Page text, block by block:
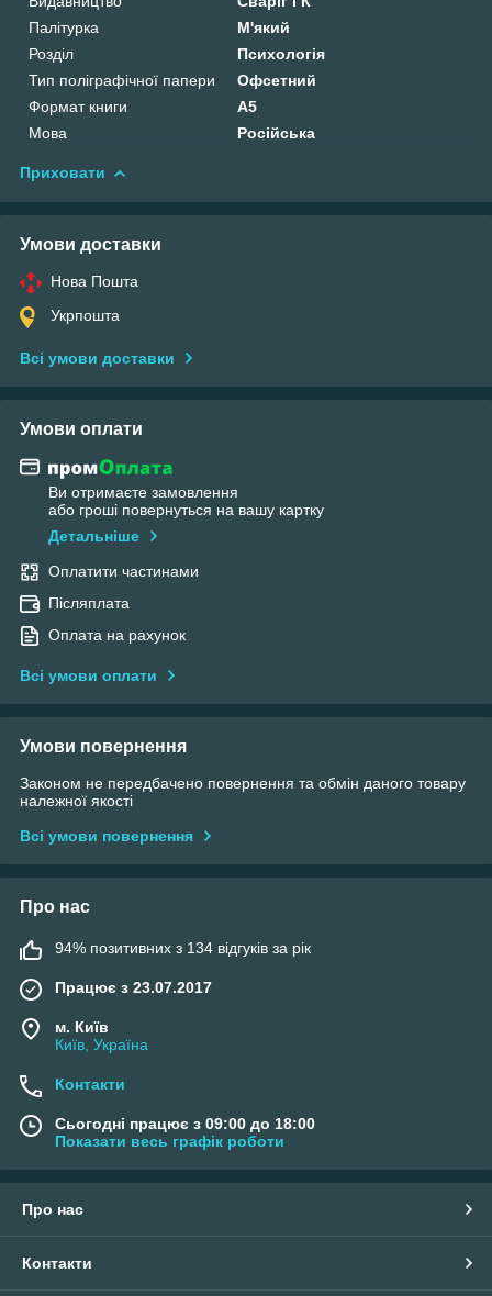
Палітурка
М'який
Розділ
Психологія
Тип поліграфічної папери
Офсетний
Формат книги
А5
Мова
Російська
Приховати
Умови доставки
Нова Пошта
Укрпошта
Всі умови доставки
Умови оплати
Ви отримаєте замовлення
або гроші повернуться на вашу картку
Детальніше
Оплатити частинами
Післяплата
Оплата на рахунок
Всі умови оплати
Умови повернення
Законом не передбачено повернення та обмін даного товару
належної якості
Всі умови повернення
Про нас
94% позитивних з 134 відгуків за рік
Працює з 23.07.2017
м. Київ
Київ, Україна
Контакти
Сьогодні працює з 09:00 до 18:00
Показати весь графік роботи
Про нас
Контакти